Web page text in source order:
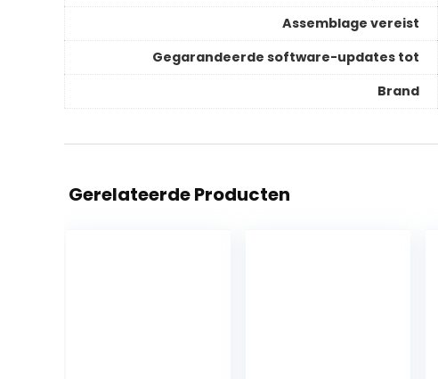
Assemblage vereist
Gegarandeerde software-updates tot
Brand
Gerelateerde Producten